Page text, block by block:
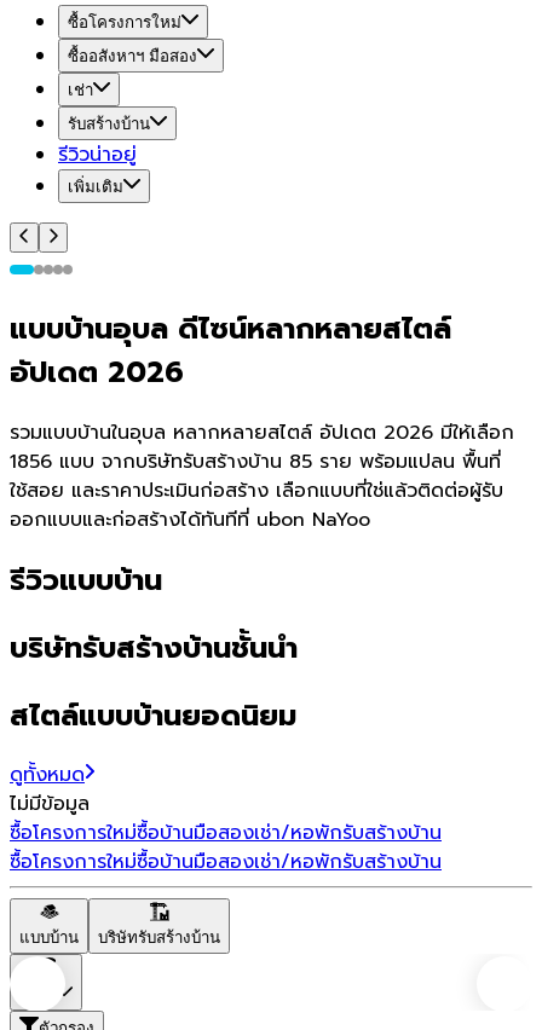
ซื้อโครงการใหม่
ซื้ออสังหาฯ มือสอง
เช่า
รับสร้างบ้าน
รีวิวน่าอยู่
เพิ่มเติม
แบบบ้านอุบล ดีไซน์หลากหลายสไตล์
อัปเดต 2026
รวมแบบบ้านในอุบล หลากหลายสไตล์ อัปเดต 2026 มีให้เลือก
1856 แบบ จากบริษัทรับสร้างบ้าน 85 ราย พร้อมแปลน พื้นที่
ใช้สอย และราคาประเมินก่อสร้าง เลือกแบบที่ใช่แล้วติดต่อผู้รับ
ออกแบบและก่อสร้างได้ทันทีที่ ubon NaYoo
รีวิวแบบบ้าน
บริษัทรับสร้างบ้านชั้นนำ
สไตล์แบบบ้านยอดนิยม
ดูทั้งหมด
ไม่มีข้อมูล
ซื้อโครงการใหม่ซื้อบ้านมือสองเช่า/หอพักรับสร้างบ้าน
ซื้อโครงการใหม่ซื้อบ้านมือสองเช่า/หอพักรับสร้างบ้าน
แบบบ้าน บริษัทรับสร้างบ้าน